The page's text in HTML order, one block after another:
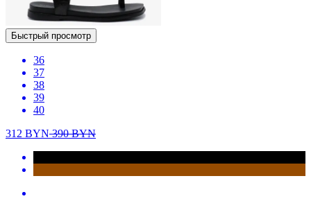
Быстрый просмотр
36
37
38
39
40
312 BYN390BYN